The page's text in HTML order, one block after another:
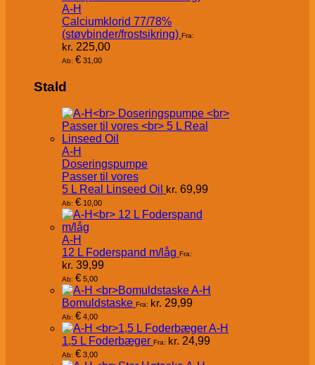
A-H
Calciumklorid 77/78%
(støvbinder/frostsikring) Fra:
kr. 225,00
Ab: € 31,00
Stald
A-H
Doseringspumpe
Passer til vores
5 L Real Linseed Oil kr. 69,99
Ab: € 10,00
A-H
12 L Foderspand m/låg Fra:
kr. 39,99
Ab: € 5,00
A-H
Bomuldstaske Fra: kr. 29,99
Ab: € 4,00
A-H
1,5 L Foderbæger Fra: kr. 24,99
Ab: € 3,00